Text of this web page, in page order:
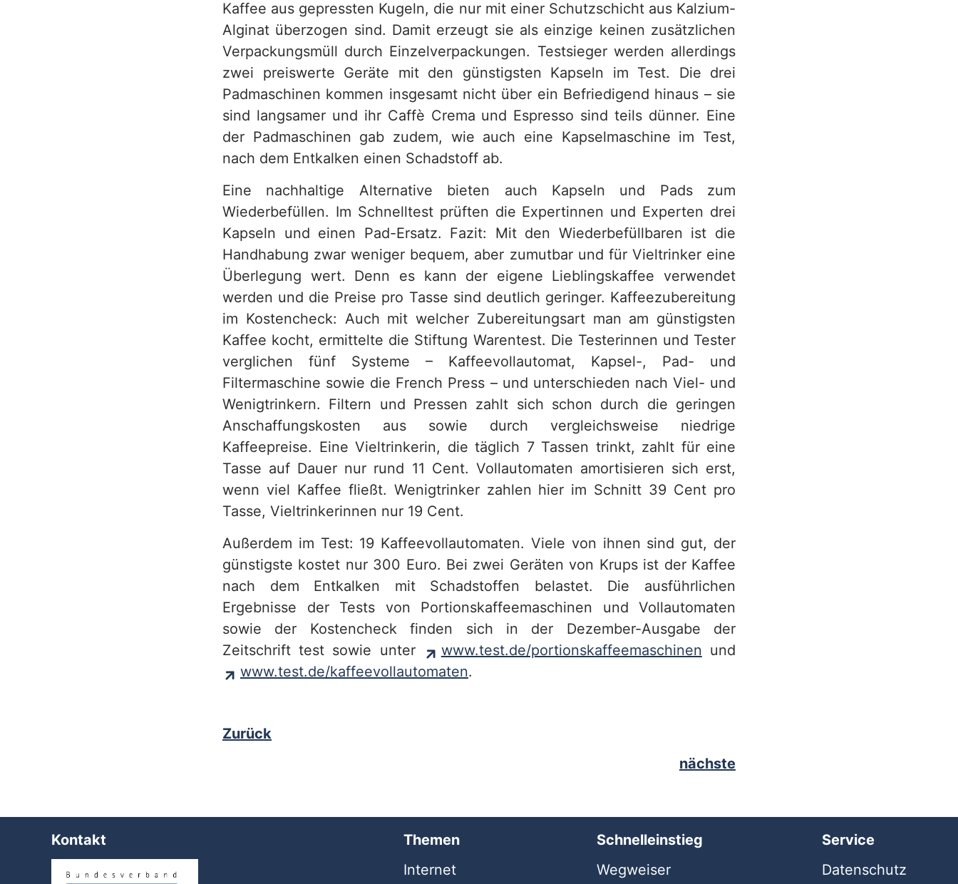
Kaffee aus gepressten Kugeln, die nur mit einer Schutzschicht aus Kalzium-
Alginat überzogen sind. Damit erzeugt sie als einzige keinen zusätzlichen
Verpackungsmüll durch Einzelverpackungen. Testsieger werden allerdings
zwei preiswerte Geräte mit den günstigsten Kapseln im Test. Die drei
Padmaschinen kommen insgesamt nicht über ein Befriedigend hinaus – sie
sind langsamer und ihr Caffè Crema und Espresso sind teils dünner. Eine
der Padmaschinen gab zudem, wie auch eine Kapselmaschine im Test,
nach dem Entkalken einen Schadstoff ab.
Eine nachhaltige Alternative bieten auch Kapseln und Pads zum
Wiederbefüllen. Im Schnelltest prüften die Expertinnen und Experten drei
Kapseln und einen Pad-Ersatz. Fazit: Mit den Wiederbefüllbaren ist die
Handhabung zwar weniger bequem, aber zumutbar und für Vieltrinker eine
Überlegung wert. Denn es kann der eigene Lieblingskaffee verwendet
werden und die Preise pro Tasse sind deutlich geringer. Kaffeezubereitung
im Kostencheck: Auch mit welcher Zubereitungsart man am günstigsten
Kaffee kocht, ermittelte die Stiftung Warentest. Die Testerinnen und Tester
verglichen fünf Systeme – Kaffeevollautomat, Kapsel-, Pad- und
Filtermaschine sowie die French Press – und unterschieden nach Viel- und
Wenigtrinkern. Filtern und Pressen zahlt sich schon durch die geringen
Anschaffungskosten aus sowie durch vergleichsweise niedrige
Kaffeepreise. Eine Vieltrinkerin, die täglich 7 Tassen trinkt, zahlt für eine
Tasse auf Dauer nur rund 11 Cent. Vollautomaten amortisieren sich erst,
wenn viel Kaffee fließt. Wenigtrinker zahlen hier im Schnitt 39 Cent pro
Tasse, Vieltrinkerinnen nur 19 Cent.
Außerdem im Test: 19 Kaffeevollautomaten. Viele von ihnen sind gut, der
günstigste kostet nur 300 Euro. Bei zwei Geräten von Krups ist der Kaffee
nach dem Entkalken mit Schadstoffen belastet. Die ausführlichen
Ergebnisse der Tests von Portionskaffeemaschinen und Vollautomaten
sowie der Kostencheck finden sich in der Dezember-Ausgabe der
Zeitschrift test sowie unter
www.test.de/portionskaffeemaschinen und
www.test.de/kaffeevollautomaten.
Zurück
nächste
Kontakt
Themen
Internet
Schnelleinstieg
Wegweiser
Service
Datenschutz